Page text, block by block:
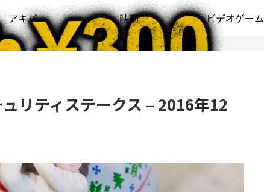
アキバ 映画 ビデオゲーム
リティステークス – 2016年12